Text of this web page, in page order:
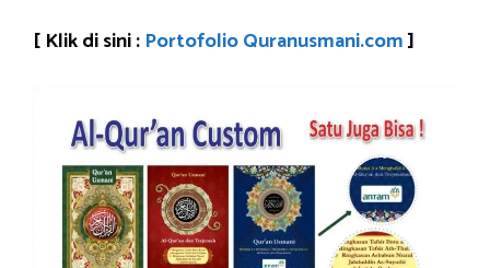
[ Klik di sini : Portofolio Quranusmani.com]